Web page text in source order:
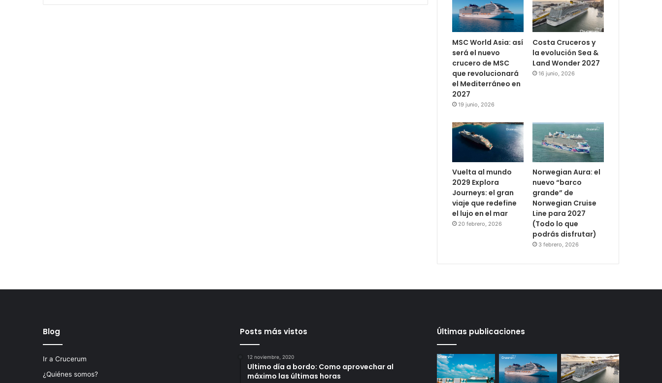
MSC World Asia: así
será el nuevo
crucero de MSC
que revolucionará
el Mediterráneo en
2027
19 junio, 2026
Costa Cruceros y
la evolución Sea &
Land Wonder 2027
16 junio, 2026
Vuelta al mundo
2029 Explora
Journeys: el gran
viaje que redefine
el lujo en el mar
20 febrero, 2026
Norwegian Aura: el
nuevo “barco
grande” de
Norwegian Cruise
Line para 2027
(Todo lo que
podrás disfrutar)
3 febrero, 2026
Blog
Ir a Crucerum
¿Quiénes somos?
Posts más vistos
12 noviembre, 2020
Ultimo día a bordo: Como aprovechar al
máximo las últimas horas
Últimas publicaciones